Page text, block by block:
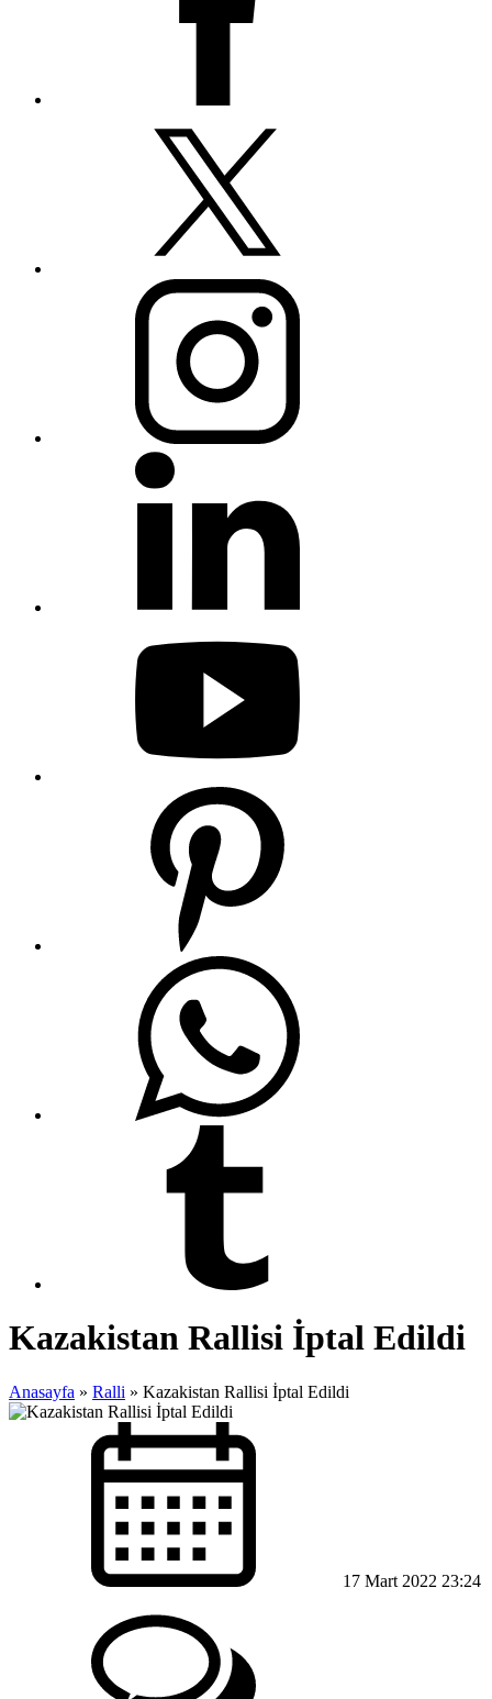
Kazakistan Rallisi İptal Edildi
Anasayfa » Ralli » Kazakistan Rallisi İptal Edildi
17 Mart 2022 23:24